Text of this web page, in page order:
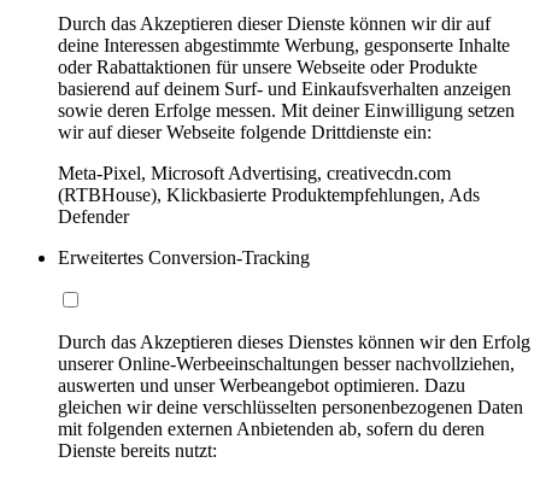
Durch das Akzeptieren dieser Dienste können wir dir auf
deine Interessen abgestimmte Werbung, gesponserte Inhalte
oder Rabattaktionen für unsere Webseite oder Produkte
basierend auf deinem Surf- und Einkaufsverhalten anzeigen
sowie deren Erfolge messen. Mit deiner Einwilligung setzen
wir auf dieser Webseite folgende Drittdienste ein:
Meta-Pixel, Microsoft Advertising, creativecdn.com
(RTBHouse), Klickbasierte Produktempfehlungen, Ads
Defender
Erweitertes Conversion-Tracking
Durch das Akzeptieren dieses Dienstes können wir den Erfolg
unserer Online-Werbeeinschaltungen besser nachvollziehen,
auswerten und unser Werbeangebot optimieren. Dazu
gleichen wir deine verschlüsselten personenbezogenen Daten
mit folgenden externen Anbietenden ab, sofern du deren
Dienste bereits nutzt: